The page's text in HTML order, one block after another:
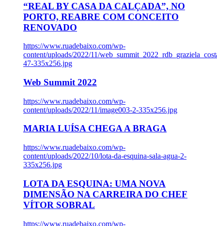
“REAL BY CASA DA CALÇADA”, NO
PORTO, REABRE COM CONCEITO
RENOVADO
https://www.ruadebaixo.com/wp-
content/uploads/2022/11/
47-335x256.jpg
Web Summit 2022
https://www.ruadebaixo.com/wp-
content/uploads/2022/11/image003-2-335x256.jpg
MARIA LUÍSA CHEGA A BRAGA
https://www.ruadebaixo.com/wp-
content/uploads/2022/10/lota-da-esquina-sala-agua-2-
335x256.jpg
LOTA DA ESQUINA: UMA NOVA
DIMENSÃO NA CARREIRA DO CHEF
VÍTOR SOBRAL
https://www.ruadebaixo.com/wp-